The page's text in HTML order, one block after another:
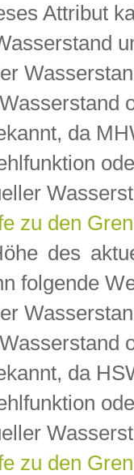
Attribut
da
zu den
des
folgende
da
zu den